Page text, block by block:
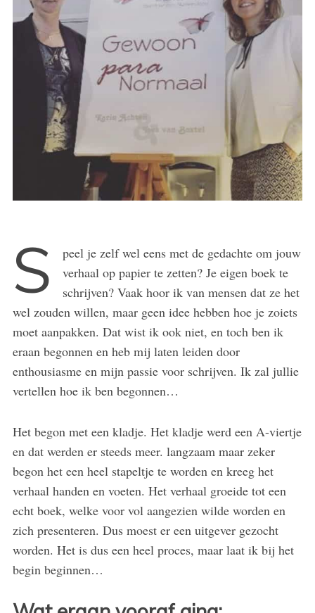
S
peel je zelf wel eens met de gedachte om jouw
verhaal op papier te zetten? Je eigen boek te
schrijven? Vaak hoor ik van mensen dat ze het
wel zouden willen, maar geen idee hebben hoe je zoiets
moet aanpakken. Dat wist ik ook niet, en toch ben ik
eraan begonnen en heb mij laten leiden door
enthousiasme en mijn passie voor schrijven. Ik zal jullie
vertellen hoe ik ben begonnen…
Het begon met een kladje. Het kladje werd een A-viertje
en dat werden er steeds meer. langzaam maar zeker
begon het een heel stapeltje te worden en kreeg het
verhaal handen en voeten. Het verhaal groeide tot een
echt boek, welke voor vol aangezien wilde worden en
zich presenteren. Dus moest er een uitgever gezocht
worden. Het is dus een heel proces, maar laat ik bij het
begin beginnen…